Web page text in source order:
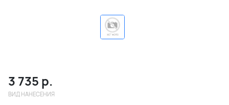
3 735 р.
ВИД НАНЕСЕНИЯ